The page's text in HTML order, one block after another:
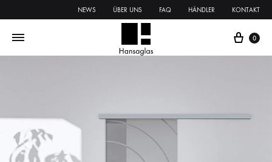
NEWS ÜBER UNS FAQ HÄNDLER KONTAKT
0